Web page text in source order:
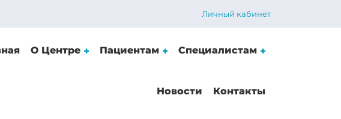
Личный кабинет
О Центре Пациентам Специалистам
Новости Контакты